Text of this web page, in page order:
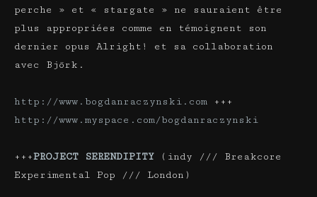
perche » et « stargate » ne sauraient être
plus appropriées comme en témoignent son
dernier opus Alright! et sa collaboration
avec Björk.
http://www.bogdanraczynski.com +++
http://www.myspace.com/bogdanraczynski
+++PROJECT SERENDIPITY (indy /// Breakcore
Experimental Pop /// London)